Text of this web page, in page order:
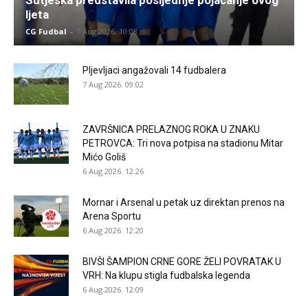
ljeta
CG Fudbal - 7 Aug 2026. 10:08
Pljevljaci angažovali 14 fudbalera
7 Aug 2026. 09:02
ZAVRŠNICA PRELAZNOG ROKA U ZNAKU
PETROVCA: Tri nova potpisa na stadionu Mitar
Mićo Goliš
6 Aug 2026. 12:26
Mornar i Arsenal u petak uz direktan prenos na
Arena Sportu
6 Aug 2026. 12:20
BIVŠI ŠAMPION CRNE GORE ŽELI POVRATAK U
VRH: Na klupu stigla fudbalska legenda
6 Aug 2026. 12:09